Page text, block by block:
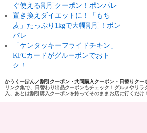
ぐ使える割引クーポン！ポンパレ
置き換えダイエットに！「もち
麦」たっぷり1kgで大幅割引！ポン
パレ
「ケンタッキーフライドチキン」
KFCカードがグルーポンでおト
ク！
かうくーぽん／割引クーポン・共同購入クーポン・日替りクー
リンク集で、日替わり出品クーポンもチェック！グルメやリ
入、あとは割引購入クーポンを持ってそのままお店に行くだけ！